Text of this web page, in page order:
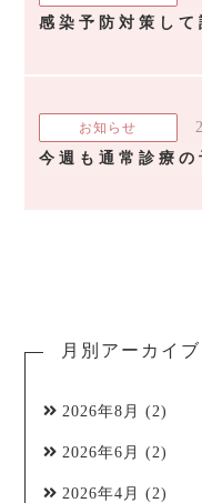
お知らせ
月別アーカイブ
2026年8月 (2)
2026年6月 (2)
2026年4月 (2)